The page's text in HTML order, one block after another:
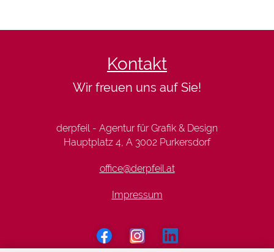
Kontakt
Wir freuen uns auf Sie!
derpfeil - Agentur für Grafik & Design
Hauptplatz 4, A 3002 Purkersdorf
office@derpfeil.at
Impressum